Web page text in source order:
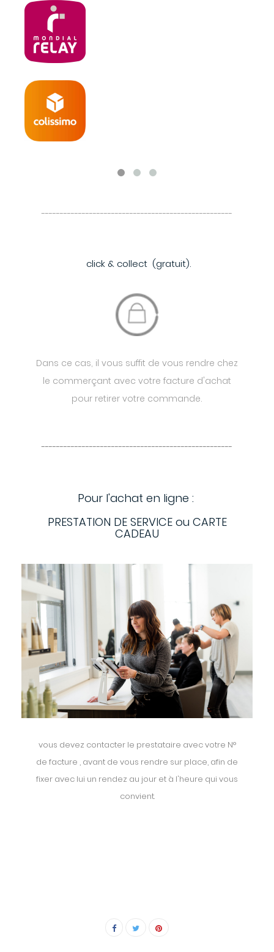
----------------------------------------------------
click & collect (gratuit).
Dans ce cas, il vous suffit de vous rendre chez
le commerçant avec votre facture d'achat
pour retirer votre commande.
----------------------------------------------------
Pour l'achat en ligne :
PRESTATION DE SERVICE ou CARTE
CADEAU
vous devez contacter le prestataire avec votre N°
de facture , avant de vous rendre sur place, afin de
fixer avec lui un rendez au jour et à l'heure qui vous
convient.